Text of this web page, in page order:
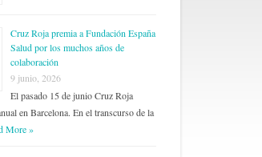
Cruz Roja premia a Fundación España
Salud por los muchos años de
colaboración
9 junio, 2026
El pasado 15 de junio Cruz Roja
en Barcelona. En el transcurso de la
More »